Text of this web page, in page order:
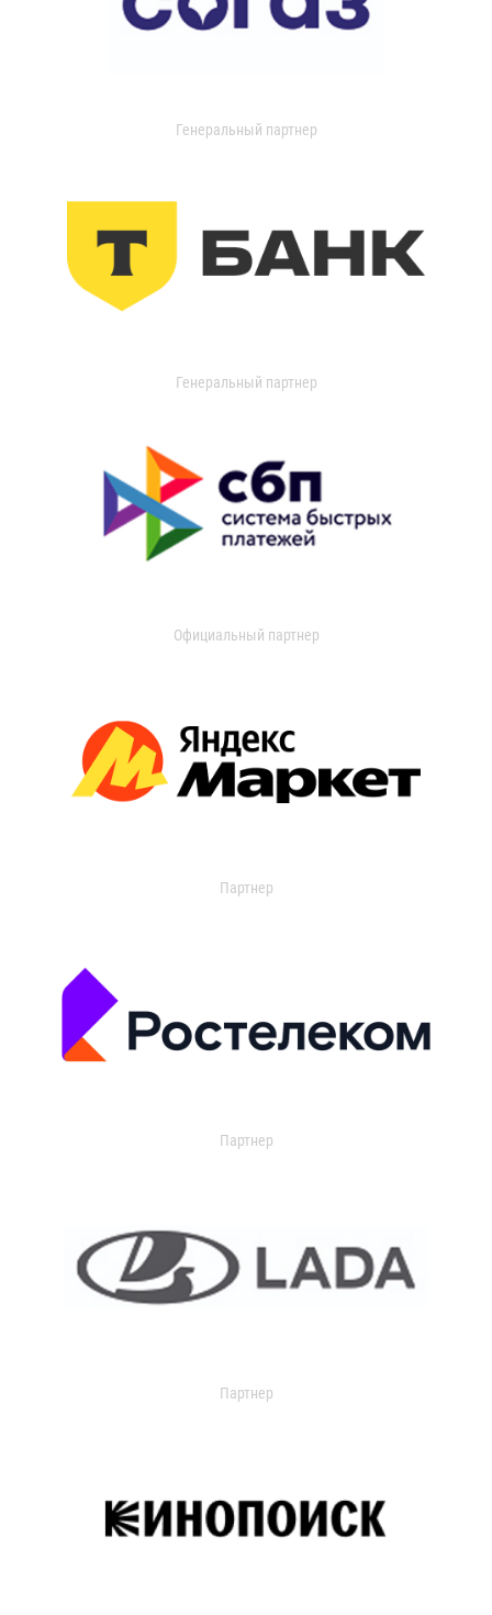
Генеральный партнер
Генеральный партнер
Официальный партнер
Партнер
Партнер
Партнер